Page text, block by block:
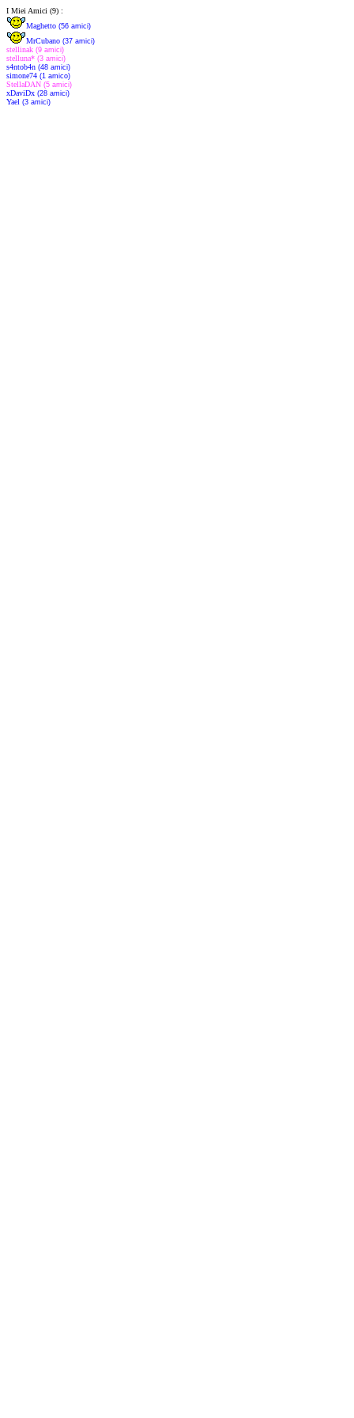
I Miei Amici (9) :
Maghetto (56 amici)
MrCubano (37 amici)
stellinak (9 amici)
stelluna* (3 amici)
s4ntob4n (48 amici)
simone74 (1 amico)
StellaDAN (5 amici)
xDaviDx (28 amici)
Yael (3 amici)